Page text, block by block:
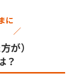
に
／
が）
？